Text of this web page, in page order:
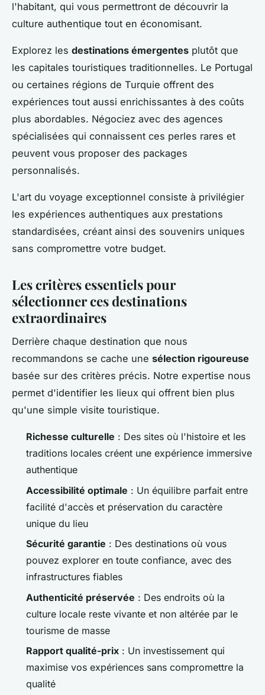
l'habitant, qui vous permettront de découvrir la
culture authentique tout en économisant.
Explorez les destinations émergentes plutôt que
les capitales touristiques traditionnelles. Le Portugal
ou certaines régions de Turquie offrent des
expériences tout aussi enrichissantes à des coûts
plus abordables. Négociez avec des agences
spécialisées qui connaissent ces perles rares et
peuvent vous proposer des packages
personnalisés.
L'art du voyage exceptionnel consiste à privilégier
les expériences authentiques aux prestations
standardisées, créant ainsi des souvenirs uniques
sans compromettre votre budget.
Les critères essentiels pour
sélectionner ces destinations
extraordinaires
Derrière chaque destination que nous
recommandons se cache une sélection rigoureuse
basée sur des critères précis. Notre expertise nous
permet d'identifier les lieux qui offrent bien plus
qu'une simple visite touristique.
Richesse culturelle : Des sites où l'histoire et les
traditions locales créent une expérience immersive
authentique
Accessibilité optimale : Un équilibre parfait entre
facilité d'accès et préservation du caractère
unique du lieu
Sécurité garantie : Des destinations où vous
pouvez explorer en toute confiance, avec des
infrastructures fiables
Authenticité préservée : Des endroits où la
culture locale reste vivante et non altérée par le
tourisme de masse
Rapport qualité-prix : Un investissement qui
maximise vos expériences sans compromettre la
qualité